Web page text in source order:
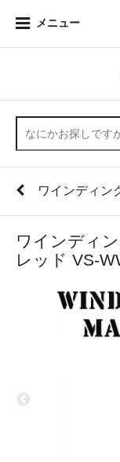
メニュー
ワインディン
ワインディ
レッド VS-